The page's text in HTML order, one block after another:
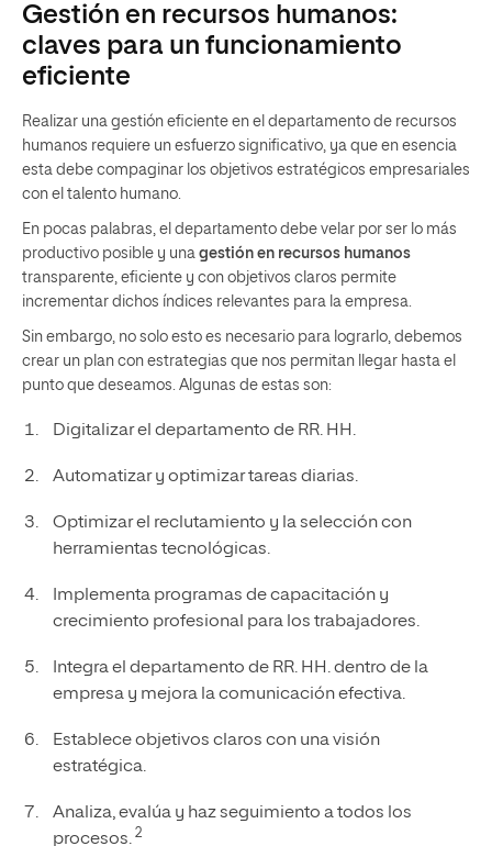
Gestión en recursos humanos:
claves para un funcionamiento
eficiente
Realizar una gestión eficiente en el departamento de recursos
humanos requiere un esfuerzo significativo, ya que en esencia
esta debe compaginar los objetivos estratégicos empresariales
con el talento humano.
En pocas palabras, el departamento debe velar por ser lo más
productivo posible y una gestión en recursos humanos
transparente, eficiente y con objetivos claros permite
incrementar dichos índices relevantes para la empresa.
Sin embargo, no solo esto es necesario para lograrlo, debemos
crear un plan con estrategias que nos permitan llegar hasta el
punto que deseamos. Algunas de estas son:
Digitalizar el departamento de RR. HH.
Automatizar y optimizar tareas diarias.
Optimizar el reclutamiento y la selección con
herramientas tecnológicas.
Implementa programas de capacitación y
crecimiento profesional para los trabajadores.
Integra el departamento de RR. HH. dentro de la
empresa y mejora la comunicación efectiva.
Establece objetivos claros con una visión
estratégica.
Analiza, evalúa y haz seguimiento a todos los
procesos. 2